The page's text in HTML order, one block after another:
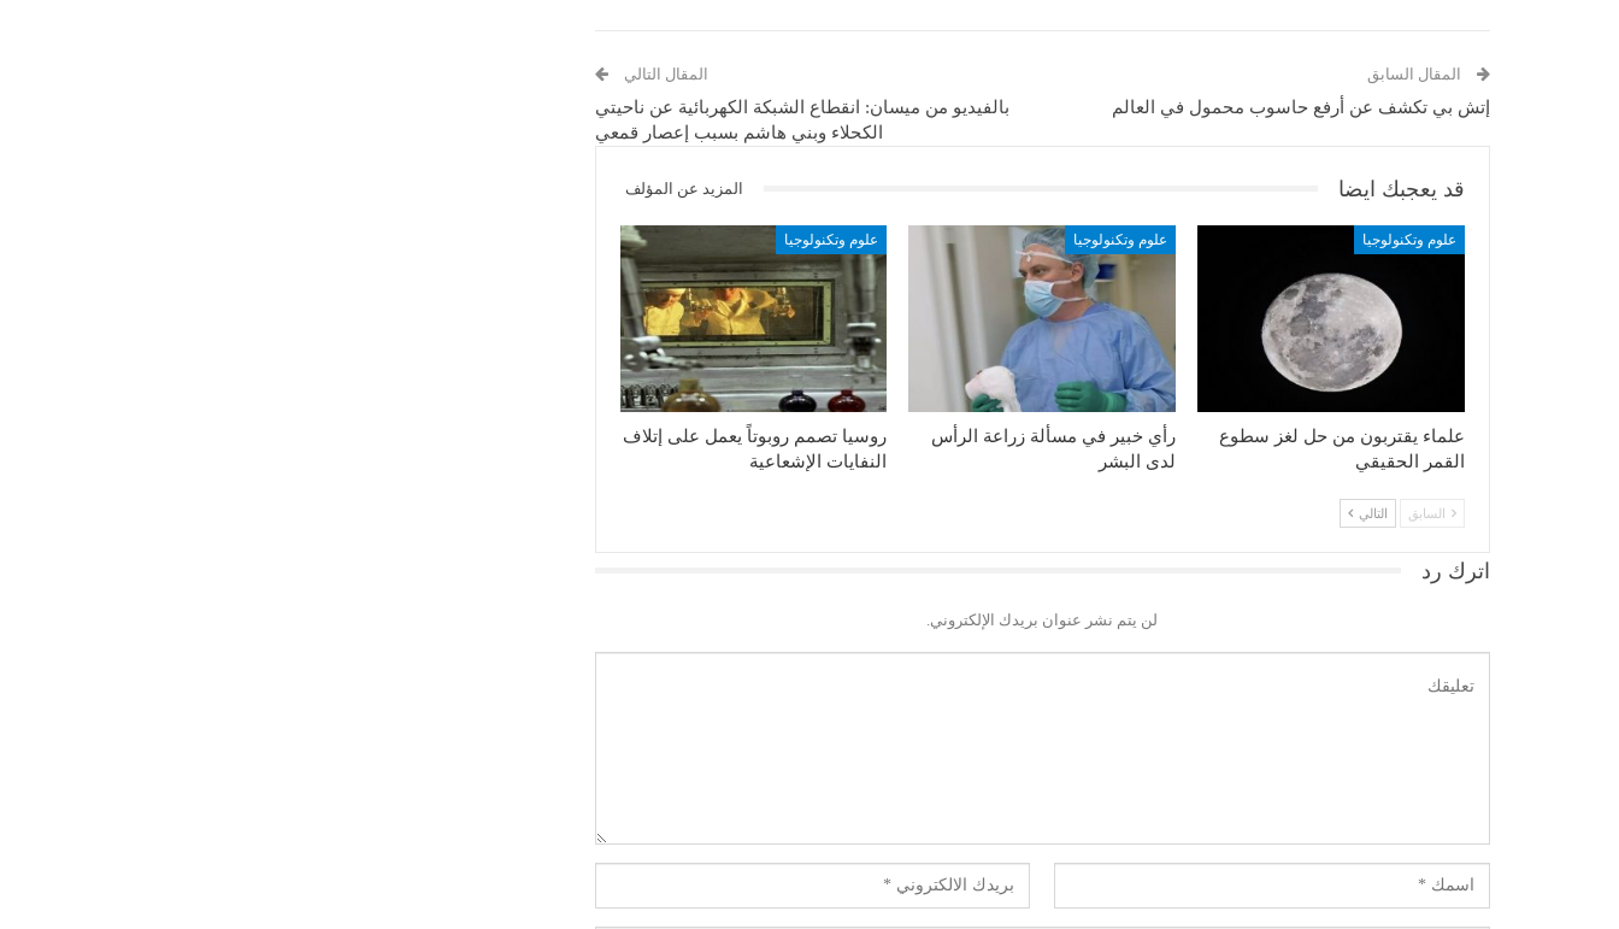
المقال السابق
إتش بي تكشف عن أرفع حاسوب محمول في العالم
المقال التالي
بالفيديو من ميسان: انقطاع الشبكة الكهربائية عن ناحيتي
الكحلاء وبني هاشم بسبب إعصار قمعي
قد يعجبك ايضا المزيد عن المؤلف
علوم وتكنولوجيا
علماء يقتربون من حل لغز سطوع
القمر الحقيقي
علوم وتكنولوجيا
رأي خبير في مسألة زراعة الرأس
لدى البشر
علوم وتكنولوجيا
روسيا تصمم روبوتاً يعمل على إتلاف
النفايات الإشعاعية
السابق التالي
اترك رد
لن يتم نشر عنوان بريدك الإلكتروني.